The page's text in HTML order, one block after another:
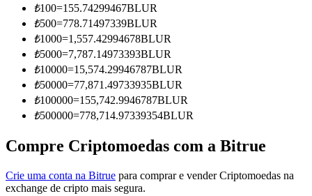
Informação
Análise de big data, incluindo informações comerciais, etc.
Guia
₺100=155.74299467BLUR
₺500=778.71497339BLUR
₺1000=1,557.42994678BLUR
₺5000=7,787.14973393BLUR
₺10000=15,574.29946787BLUR
₺50000=77,871.49733935BLUR
₺100000=155,742.9946787BLUR
₺500000=778,714.97339354BLUR
Compre Criptomoedas com a Bitrue
Crie uma conta na Bitrue para comprar e vender Criptomoedas na
exchange de cripto mais segura.